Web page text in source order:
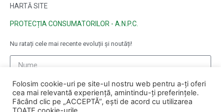
HARTĂ SITE
PROTECȚIA CONSUMATORILOR - A.N.P.C.
Nu ratați cele mai recente evoluții și noutăți!
Folosim cookie-uri pe site-ul nostru web pentru a-ți oferi
cea mai relevantă experiență, amintindu-ți preferințele.
Făcând clic pe „ACCEPTĂ”, ești de acord cu utilizarea